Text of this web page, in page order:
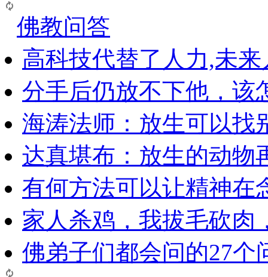
佛教问答
高科技代替了人力,未
分手后仍放不下他，该
海涛法师：放生可以找
达真堪布：放生的动物
有何方法可以让精神在
家人杀鸡，我拔毛砍肉
佛弟子们都会问的27个